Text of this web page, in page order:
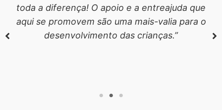
toda a diferença! O apoio e a entreajuda que
aqui se promovem são uma mais-valia para o
desenvolvimento das crianças.”